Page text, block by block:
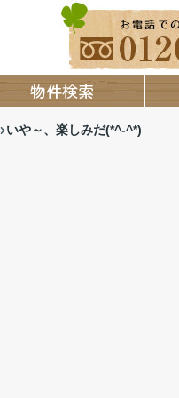
物件検索
いや～、楽しみだ(*^-^*)